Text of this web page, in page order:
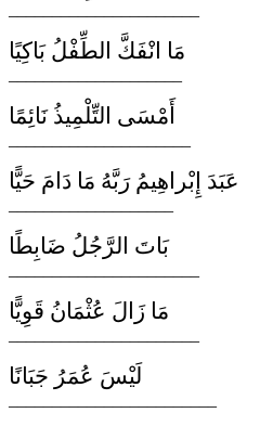
مَا انْفَكَّ الطِّفْلُ بَاكِيًا
أَمْسَى التِّلْمِيذُ نَائِمًا
عَبَدَ إِبْراهِيمُ رَبَّهُ مَا دَامَ حَيًّا
بَاتَ الرَّجُلُ ضَابِطًا
مَا زَالَ عُثْمَانُ قَوِيًّا
لَيْسَ عُمَرُ جَبَانًا